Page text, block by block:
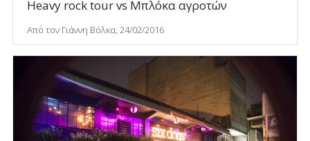
Heavy rock tour vs Μπλόκα αγροτών
Από τον Γιάννη Βόλκα, 24/02/2016